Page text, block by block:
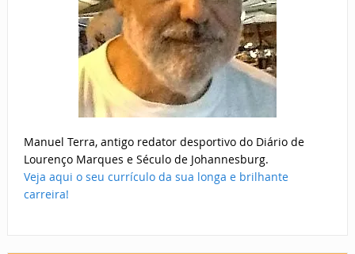
Manuel Terra, antigo redator desportivo do Diário de
Lourenço Marques e Século de Johannesburg.
Veja aqui o seu currículo da sua longa e brilhante
carreira!